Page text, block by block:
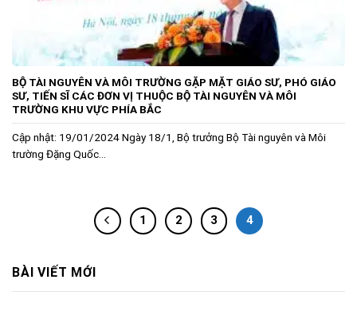
BỘ TÀI NGUYÊN VÀ MÔI TRƯỜNG GẶP MẶT GIÁO SƯ, PHÓ GIÁO
SƯ, TIẾN SĨ CÁC ĐƠN VỊ THUỘC BỘ TÀI NGUYÊN VÀ MÔI
TRƯỜNG KHU VỰC PHÍA BẮC
Cập nhật: 19/01/2024 Ngày 18/1, Bộ trưởng Bộ Tài nguyên và Môi
trường Đặng Quốc...
1 2 3 4
BÀI VIẾT MỚI